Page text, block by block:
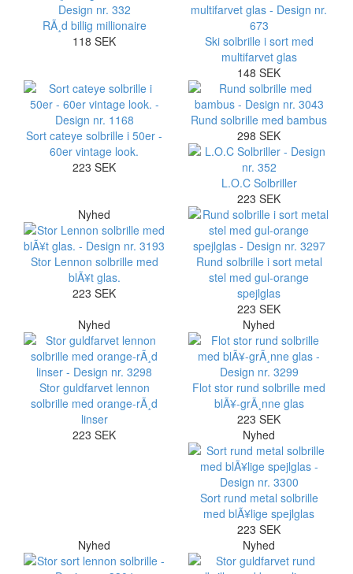
RÃ¸d billig millionaire
118 SEK
Ski solbrille i sort med
multifarvet glas
148 SEK
Sort cateye solbrille i 50er -
60er vintage look.
223 SEK
Rund solbrille med bambus
298 SEK
L.O.C Solbriller
223 SEK
Nyhed
Stor Lennon solbrille med
blÃ¥t glas.
223 SEK
Rund solbrille i sort metal
stel med gul-orange
spejlglas
223 SEK
Nyhed
Stor guldfarvet lennon
solbrille med orange-rÃ¸d
linser
223 SEK
Nyhed
Flot stor rund solbrille med
blÃ¥-grÃ¸nne glas
223 SEK
Nyhed
Sort rund metal solbrille
med blÃ¥lige spejlglas
223 SEK
Nyhed
Nyhed